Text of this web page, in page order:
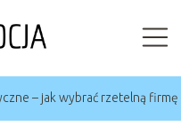
– jak wybrać rzetelną firmę